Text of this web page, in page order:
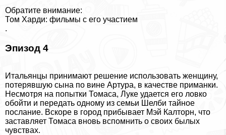
Обратите внимание:
Том Харди: фильмы с его участием
.
Эпизод 4
Итальянцы принимают решение использовать женщину,
потерявшую сына по вине Артура, в качестве приманки.
Несмотря на попытки Томаса, Луке удается его ловко
обойти и передать одному из семьи Шелби тайное
послание. Вскоре в город прибывает Мэй Калторн, что
заставляет Томаса вновь вспомнить о своих былых
чувствах.